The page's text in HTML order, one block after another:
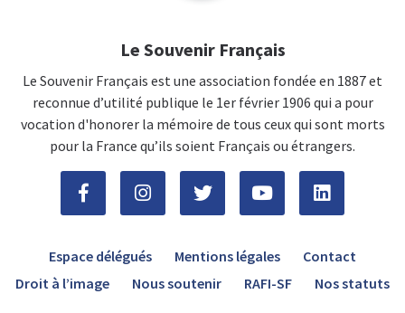
Le Souvenir Français
Le Souvenir Français est une association fondée en 1887 et
reconnue d’utilité publique le 1er février 1906 qui a pour
vocation d'honorer la mémoire de tous ceux qui sont morts
pour la France qu’ils soient Français ou étrangers.
Espace délégués Mentions légales
Contact
Droit à l’image
Nous soutenir RAFI-SF Nos statuts